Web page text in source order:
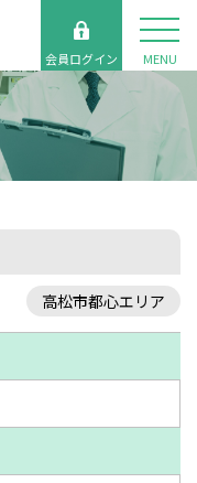
会員ログイン MENU
高松市都心エリア